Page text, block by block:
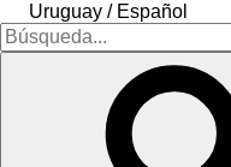
Uruguay / Español